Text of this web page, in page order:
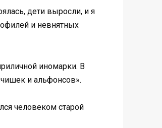
дети выросли, и я
и невнятных
иномарки. В
и альфонсов».
человеком старой